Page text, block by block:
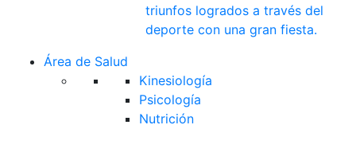
triunfos logrados a través del
deporte con una gran fiesta.
Área de Salud
Kinesiología
Psicología
Nutrición